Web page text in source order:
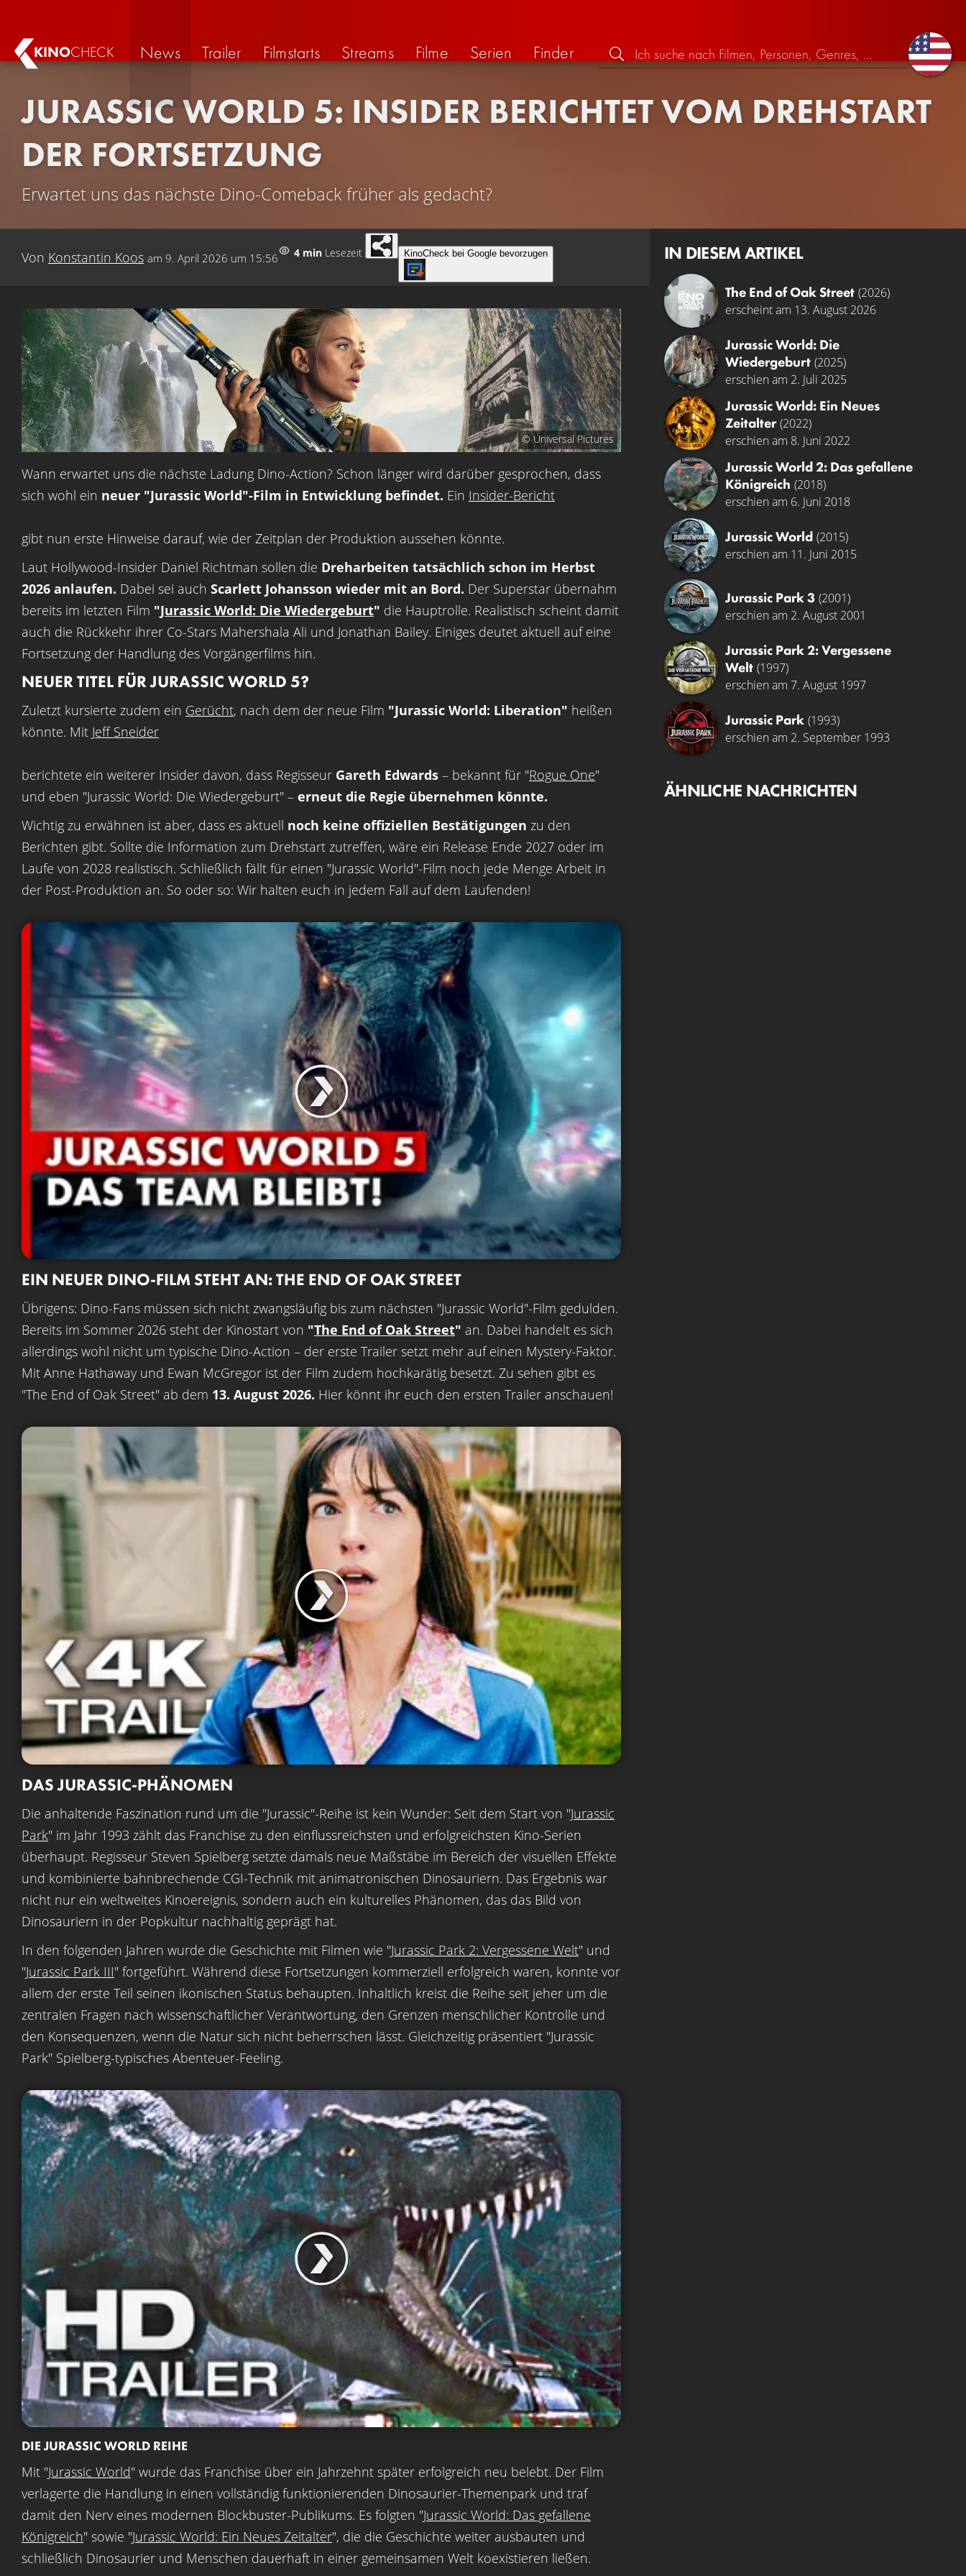
KINOCHECK News Trailer Filmstarts Streams Filme Serien Finder
JURASSIC WORLD 5: INSIDER BERICHTET VOM DREHSTART
DER FORTSETZUNG
Erwartet uns das nächste Dino-Comeback früher als gedacht?
Von Konstantin Koos am 9. April 2026 um 15:56 4 min Lesezeit KinoCheck bei Google bevorzugen
© Universal Pictures
Wann erwartet uns die nächste Ladung Dino-Action? Schon länger wird darüber gesprochen, dass
sich wohl ein neuer "Jurassic World"-Film in Entwicklung befindet. Ein Insider-Bericht
gibt nun erste Hinweise darauf, wie der Zeitplan der Produktion aussehen könnte.
Laut Hollywood-Insider Daniel Richtman sollen die Dreharbeiten tatsächlich schon im Herbst
2026 anlaufen. Dabei sei auch Scarlett Johansson wieder mit an Bord. Der Superstar übernahm
bereits im letzten Film "Jurassic World: Die Wiedergeburt" die Hauptrolle. Realistisch scheint damit
auch die Rückkehr ihrer Co-Stars Mahershala Ali und Jonathan Bailey. Einiges deutet aktuell auf eine
Fortsetzung der Handlung des Vorgängerfilms hin.
NEUER TITEL FÜR JURASSIC WORLD 5?
Zuletzt kursierte zudem ein Gerücht, nach dem der neue Film "Jurassic World: Liberation" heißen
könnte. Mit Jeff Sneider
berichtete ein weiterer Insider davon, dass Regisseur Gareth Edwards – bekannt für "Rogue One"
und eben "Jurassic World: Die Wiedergeburt" – erneut die Regie übernehmen könnte.
Wichtig zu erwähnen ist aber, dass es aktuell noch keine offiziellen Bestätigungen zu den
Berichten gibt. Sollte die Information zum Drehstart zutreffen, wäre ein Release Ende 2027 oder im
Laufe von 2028 realistisch. Schließlich fällt für einen "Jurassic World"-Film noch jede Menge Arbeit in
der Post-Produktion an. So oder so: Wir halten euch in jedem Fall auf dem Laufenden!
EIN NEUER DINO-FILM STEHT AN: THE END OF OAK STREET
Übrigens: Dino-Fans müssen sich nicht zwangsläufig bis zum nächsten "Jurassic World"-Film gedulden.
Bereits im Sommer 2026 steht der Kinostart von "The End of Oak Street" an. Dabei handelt es sich
allerdings wohl nicht um typische Dino-Action – der erste Trailer setzt mehr auf einen Mystery-Faktor.
Mit Anne Hathaway und Ewan McGregor ist der Film zudem hochkarätig besetzt. Zu sehen gibt es
"The End of Oak Street" ab dem 13. August 2026. Hier könnt ihr euch den ersten Trailer anschauen!
DAS JURASSIC-PHÄNOMEN
Die anhaltende Faszination rund um die "Jurassic"-Reihe ist kein Wunder: Seit dem Start von "Jurassic
Park" im Jahr 1993 zählt das Franchise zu den einflussreichsten und erfolgreichsten Kino-Serien
überhaupt. Regisseur Steven Spielberg setzte damals neue Maßstäbe im Bereich der visuellen Effekte
und kombinierte bahnbrechende CGI-Technik mit animatronischen Dinosauriern. Das Ergebnis war
nicht nur ein weltweites Kinoereignis, sondern auch ein kulturelles Phänomen, das das Bild von
Dinosauriern in der Popkultur nachhaltig geprägt hat.
In den folgenden Jahren wurde die Geschichte mit Filmen wie "Jurassic Park 2: Vergessene Welt" und
"Jurassic Park III" fortgeführt. Während diese Fortsetzungen kommerziell erfolgreich waren, konnte vor
allem der erste Teil seinen ikonischen Status behaupten. Inhaltlich kreist die Reihe seit jeher um die
zentralen Fragen nach wissenschaftlicher Verantwortung, den Grenzen menschlicher Kontrolle und
den Konsequenzen, wenn die Natur sich nicht beherrschen lässt. Gleichzeitig präsentiert "Jurassic
Park" Spielberg-typisches Abenteuer-Feeling.
DIE JURASSIC WORLD REIHE
Mit "Jurassic World" wurde das Franchise über ein Jahrzehnt später erfolgreich neu belebt. Der Film
verlagerte die Handlung in einen vollständig funktionierenden Dinosaurier-Themenpark und traf
damit den Nerv eines modernen Blockbuster-Publikums. Es folgten "Jurassic World: Das gefallene
Königreich" sowie "Jurassic World: Ein Neues Zeitalter", die die Geschichte weiter ausbauten und
schließlich Dinosaurier und Menschen dauerhaft in einer gemeinsamen Welt koexistieren ließen.
IN DIESEM ARTIKEL
The End of Oak Street (2026)
erscheint am 13. August 2026
Jurassic World: Die
Wiedergeburt (2025)
erschien am 2. Juli 2025
Jurassic World: Ein Neues
Zeitalter (2022)
erschien am 8. Juni 2022
Jurassic World 2: Das gefallene
Königreich (2018)
erschien am 6. Juni 2018
Jurassic World (2015)
erschien am 11. Juni 2015
Jurassic Park 3 (2001)
erschien am 2. August 2001
Jurassic Park 2: Vergessene
Welt (1997)
erschien am 7. August 1997
Jurassic Park (1993)
erschien am 2. September 1993
ÄHNLICHE NACHRICHTEN